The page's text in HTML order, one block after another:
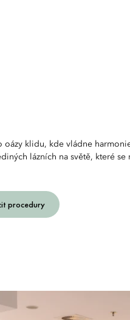
oázy klidu, kde vládne
lázních na světě, které se
procedury